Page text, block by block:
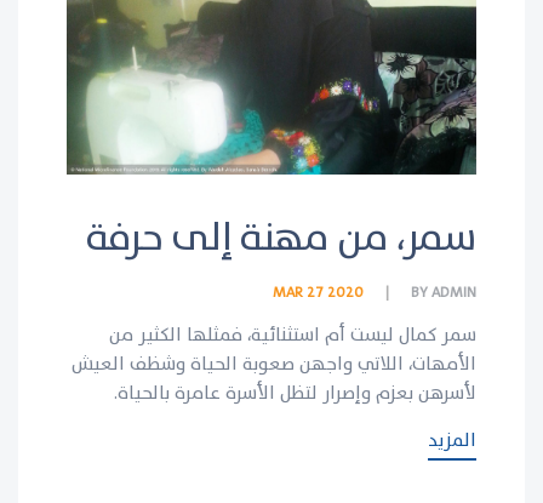
سمر، من مهنة إلى حرفة
MAR 27 2020 BYADMIN
سمر كمال ليست أم استثنائية، فمثلها الكثير من
الأمهات، اللاتي واجهن صعوبة الحياة وشظف العيش
لأسرهن بعزم وإصرار لتظل الأسرة عامرة بالحياة.
المزيد